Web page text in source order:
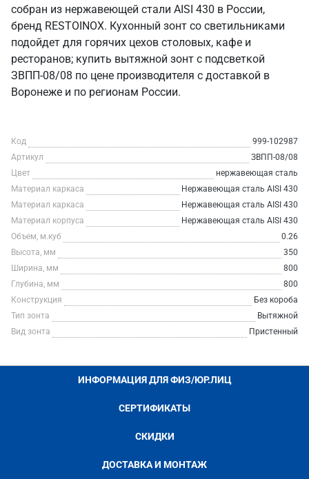
собран из нержавеющей стали AISI 430 в России,
бренд RESTOINOX. Кухонный зонт со светильниками
подойдет для горячих цехов столовых, кафе и
ресторанов; купить вытяжной зонт с подсветкой
ЗВПП-08/08 по цене производителя с доставкой в
Воронеже и по регионам России.
Код
999-102987
Артикул
ЗВПП-08/08
Цвет
нержавеющая сталь
Материал каркаса
Нержавеющая сталь AISI 430
Материал каркаса
Нержавеющая сталь AISI 430
Материал корпуса
Нержавеющая сталь AISI 430
Объем, м.куб
0.26
Высота, мм
350
Ширина, мм
800
Глубина, мм
800
Конструкция
Без короба
Тип зонта
Вытяжной
Вид зонта
Пристенный
ИНФОРМАЦИЯ ДЛЯ ФИЗ/ЮР.ЛИЦ
СЕРТИФИКАТЫ
СКИДКИ
ДОСТАВКА И МОНТАЖ